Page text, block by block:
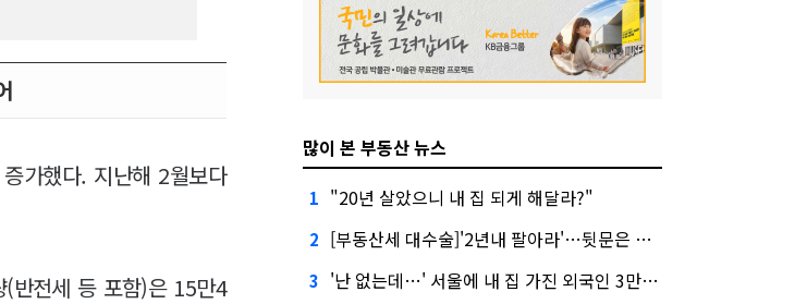
가했다. 지난해 2월보다
반전세 등 포함)은 15만4
많이 본 부동산 뉴스
1 "20년 살았으니 내 집 되게 해달라?"
2 [부동산세 대수술]'2년내 팔아라'…뒷문은 열었다
3 '난 없는데…' 서울에 내 집 가진 외국인 3만3000명